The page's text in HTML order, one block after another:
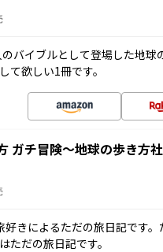
バイブルとして登場した地
て欲しい1冊です。
ガチ冒険～地球の歩き方
好きによるただの旅日記です
ただの旅日記です。